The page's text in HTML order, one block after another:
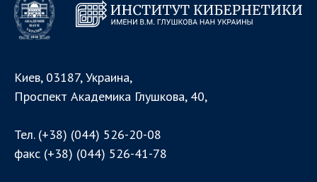
Киев, 03187, Украина,
Проспект Академика Глушкова, 40,
Тел. (+38) (044) 526-20-08
факс (+38) (044) 526-41-78